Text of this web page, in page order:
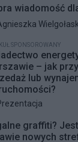
wiadomość
i Żoliborza.
zostały
wszystko
nowe
się jeszcze
artykułu:
SPONSOROWANY
– jak
lub
artykułu:
graffiti?
nowych